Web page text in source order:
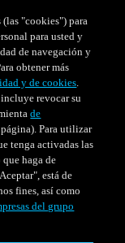
"cookies") para
para usted y
de navegación y
obtener más
y de cookies.
revocar su
de
Para utilizar
tenga activadas las
haga de
está de
fines, así como
del grupo